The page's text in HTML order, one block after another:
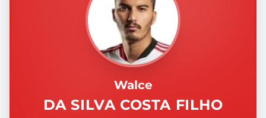
Walce
DA SILVA COSTA FILHO